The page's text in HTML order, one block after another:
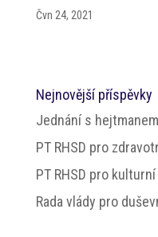
Čvn 24, 2021
Nejnovější příspěvky
Jednání s
PT RHSD pro
PT RHSD pro
Rada vlády pro